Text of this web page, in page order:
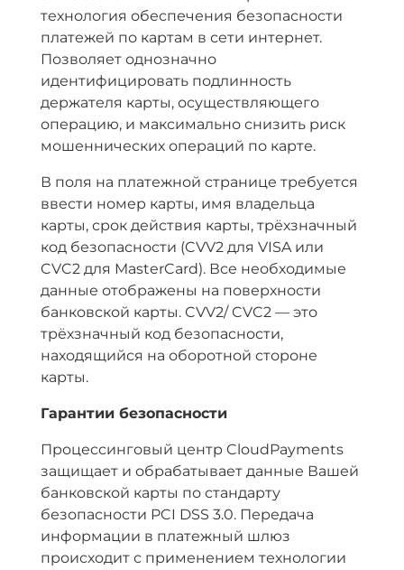
технология обеспечения безопасности
платежей по картам в сети интернет.
Позволяет однозначно
идентифицировать подлинность
держателя карты, осуществляющего
операцию, и максимально снизить риск
мошеннических операций по карте.
В поля на платежной странице требуется
ввести номер карты, имя владельца
карты, срок действия карты, трёхзначный
код безопасности (CVV2 для VISA или
CVC2 для MasterCard). Все необходимые
данные отображены на поверхности
банковской карты. CVV2/ CVC2 — это
трёхзначный код безопасности,
находящийся на оборотной стороне
карты.
Гарантии безопасности
Процессинговый центр CloudPayments
защищает и обрабатывает данные Вашей
банковской карты по стандарту
безопасности PCI DSS 3.0. Передача
информации в платежный шлюз
происходит с применением технологии